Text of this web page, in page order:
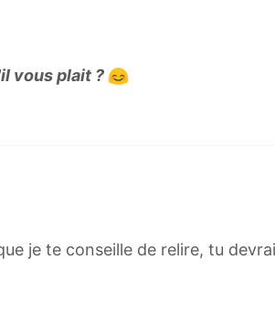
vous plait ?
je te conseille de relire, tu